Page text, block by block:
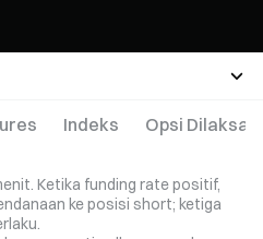
Indeks Opsi
Ketika funding rate positif,
ke posisi short; ketiga